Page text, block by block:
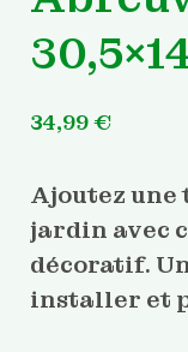
34,99€
Ajoutez une
jardin avec
décoratif.
installer et